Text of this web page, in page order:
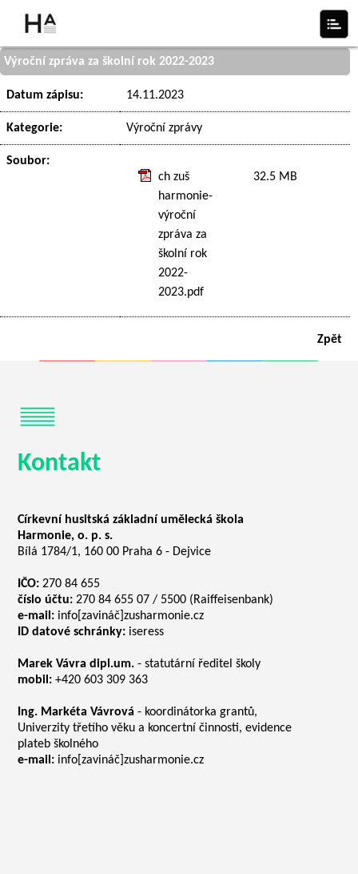
Výroční zpráva za školní rok 2022-2023
Datum zápisu: 14.11.2023
Kategorie: Výroční zprávy
Soubor:
ch zuš
harmonie-
výroční
zpráva za
školní rok
2022-
2023.pdf
32.5 MB
Zpět
Kontakt
Církevní husitská základní umělecká škola
Harmonie, o. p. s.
Bílá 1784/1, 160 00 Praha 6 - Dejvice
IČO: 270 84 655
číslo účtu: 270 84 655 07 / 5500 (Raiffeisenbank)
e-mail: info[zavináč]zusharmonie.cz
ID datové schránky: iseress
Marek Vávra dipl.um. - statutární ředitel školy
mobil: +420 603 309 363
Ing. Markéta Vávrová - koordinátorka grantů,
Univerzity třetího věku a koncertní činnosti, evidence
plateb školného
e-mail: info[zavináč]zusharmonie.cz